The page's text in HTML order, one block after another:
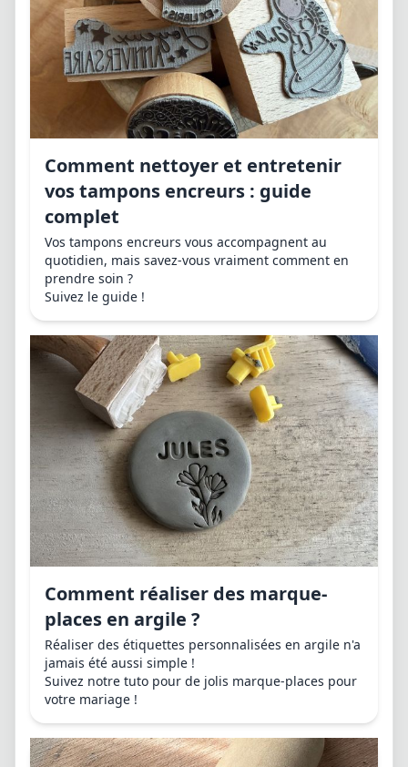
Comment nettoyer et entretenir
vos tampons encreurs : guide
complet
Vos tampons encreurs vous accompagnent au
quotidien, mais savez-vous vraiment comment en
prendre soin ?
Suivez le guide !
Comment réaliser des marque-
places en argile ?
Réaliser des étiquettes personnalisées en argile n'a
jamais été aussi simple !
Suivez notre tuto pour de jolis marque-places pour
votre mariage !